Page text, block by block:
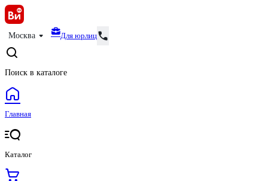
Москва Для юрлиц
Поиск в каталоге
Главная
Каталог